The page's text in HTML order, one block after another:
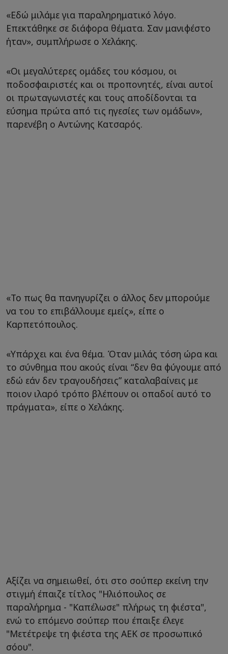
«Εδώ μιλάμε για παραληρηματικό λόγο.
Επεκτάθηκε σε διάφορα θέματα. Σαν μανιφέστο
ήταν», συμπλήρωσε ο Χελάκης.
«Οι μεγαλύτερες ομάδες του κόσμου, οι
ποδοσφαιριστές και οι προπονητές, είναι αυτοί
οι πρωταγωνιστές και τους αποδίδονται τα
εύσημα πρώτα από τις ηγεσίες των ομάδων»,
παρενέβη ο Αντώνης Κατσαρός.
«Το πως θα πανηγυρίζει ο άλλος δεν μπορούμε
να του το επιβάλλουμε εμείς», είπε ο
Καρπετόπουλος.
«Υπάρχει και ένα θέμα. Όταν μιλάς τόση ώρα και
το σύνθημα που ακούς είναι “δεν θα φύγουμε από
εδώ εάν δεν τραγουδήσεις” καταλαβαίνεις με
ποιον ιλαρό τρόπο βλέπουν οι οπαδοί αυτό το
πράγματα», είπε ο Χελάκης.
Αξίζει να σημειωθεί, ότι στο σούπερ εκείνη την
στιγμή έπαιζε τίτλος "Ηλιόπουλος σε
παραλήρημα - "Καπέλωσε" πλήρως τη φιέστα",
ενώ το επόμενο σούπερ που έπαιξε έλεγε
"Μετέτρεψε τη φιέστα της ΑΕΚ σε προσωπικό
σόου".